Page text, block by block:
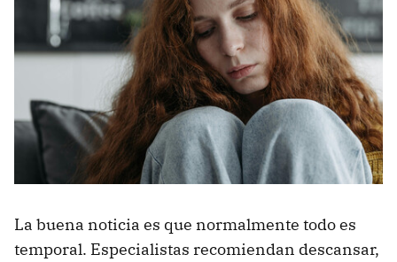
La buena noticia es que normalmente todo es
temporal. Especialistas recomiendan descansar,